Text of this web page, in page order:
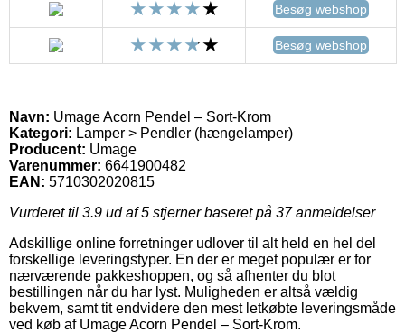
Besøg webshop
Besøg webshop
Navn: Umage Acorn Pendel – Sort-Krom
Kategori: Lamper > Pendler (hængelamper)
Producent: Umage
Varenummer: 6641900482
EAN: 5710302020815
Vurderet til 3.9 ud af 5 stjerner baseret på 37anmeldelser
Adskillige online forretninger udlover til alt held en hel del
forskellige leveringstyper. En der er meget populær er for
nærværende pakkeshoppen, og så afhenter du blot
bestillingen når du har lyst. Muligheden er altså vældig
bekvem, samt tit endvidere den mest letkøbte leveringsmåde
ved køb af Umage Acorn Pendel – Sort-Krom.